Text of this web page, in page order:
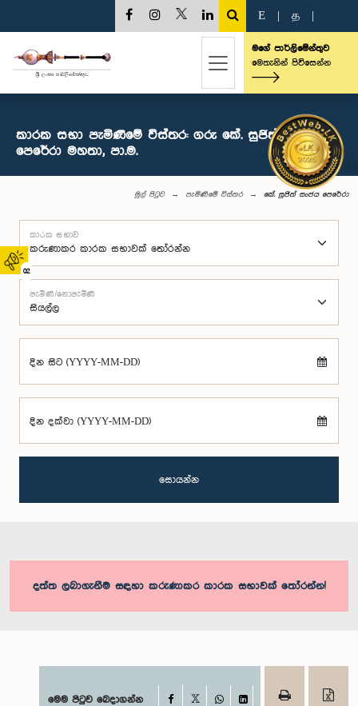
02
E த
මගේ පාර්ලිමේන්තුව
මෙතැනින් පිවිසෙන්න
කාරක සභා පැමිණීමේ විස්තර: ගරු කේ. සුජිත් සංජය
පෙරේරා මහතා, පා.ම.
මුල් පිටුව පැමිණීමේ විස්තර කේ. සුජිත් සංජය පෙරේරා
කාරක සභාව
පැමිණි/නොපැමිණි
දින සිට (YYYY-MM-DD)
දින දක්වා (YYYY-MM-DD)
සොයන්න
දත්ත ලබාගැනීම සඳහා කරුණාකර කාරක සභාවක් තෝරන්න!
මෙම පිටුව බෙදාගන්න Facebook